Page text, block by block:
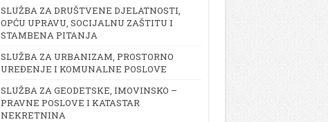
SLUŽBA ZA DRUŠTVENE DJELATNOSTI,
OPĆU UPRAVU, SOCIJALNU ZAŠTITU I
STAMBENA PITANJA
SLUŽBA ZA URBANIZAM, PROSTORNO
UREĐENJE I KOMUNALNE POSLOVE
SLUŽBA ZA GEODETSKE, IMOVINSKO –
PRAVNE POSLOVE I KATASTAR
NEKRETNINA